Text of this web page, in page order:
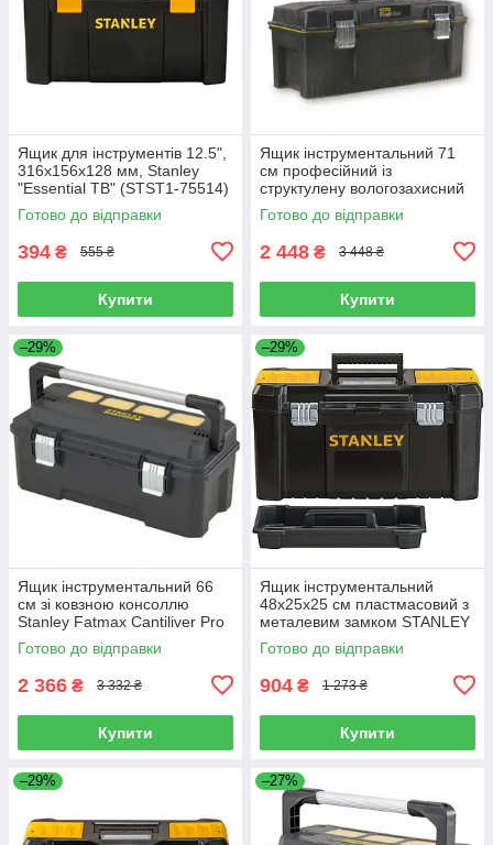
Ящик для інструментів 12.5",
316x156x128 мм, Stanley
"Essential TB" (STST1-75514)
Готово до відправки
394 ₴ 555 ₴
Купити
Ящик інструментальний 71
см професійний із
структулену вологозахисний
Stanley Fatmax (1-93-935)
Готово до відправки
2 448 ₴ 3 448 ₴
Купити
–29%
Ящик інструментальний 66
см зі ковзною консоллю
Stanley Fatmax Cantiliver Pro
(FMST1-75791)
Готово до відправки
2 366 ₴ 3 332 ₴
Купити
–29%
Ящик інструментальний
48x25x25 см пластмасовий з
металевим замком STANLEY
ESSENTIAL TB (STST1-
75521)
Готово до відправки
904 ₴ 1 273 ₴
Купити
–29% –27%